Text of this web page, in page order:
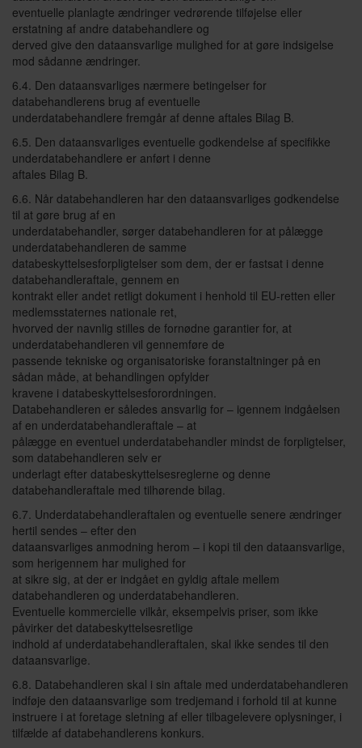
eventuelle planlagte ændringer vedrørende tilføjelse eller
erstatning af andre databehandlere og
derved give den dataansvarlige mulighed for at gøre indsigelse
mod sådanne ændringer.
6.4. Den dataansvarliges nærmere betingelser for
databehandlerens brug af eventuelle
underdatabehandlere fremgår af denne aftales Bilag B.
6.5. Den dataansvarliges eventuelle godkendelse af specifikke
underdatabehandlere er anført i denne
aftales Bilag B.
6.6. Når databehandleren har den dataansvarliges godkendelse
til at gøre brug af en
underdatabehandler, sørger databehandleren for at pålægge
underdatabehandleren de samme
databeskyttelsesforpligtelser som dem, der er fastsat i denne
databehandleraftale, gennem en
kontrakt eller andet retligt dokument i henhold til EU-retten eller
medlemsstaternes nationale ret,
hvorved der navnlig stilles de fornødne garantier for, at
underdatabehandleren vil gennemføre de
passende tekniske og organisatoriske foranstaltninger på en
sådan måde, at behandlingen opfylder
kravene i databeskyttelsesforordningen.
Databehandleren er således ansvarlig for – igennem indgåelsen
af en underdatabehandleraftale – at
pålægge en eventuel underdatabehandler mindst de forpligtelser,
som databehandleren selv er
underlagt efter databeskyttelsesreglerne og denne
databehandleraftale med tilhørende bilag.
6.7. Underdatabehandleraftalen og eventuelle senere ændringer
hertil sendes – efter den
dataansvarliges anmodning herom – i kopi til den dataansvarlige,
som herigennem har mulighed for
at sikre sig, at der er indgået en gyldig aftale mellem
databehandleren og underdatabehandleren.
Eventuelle kommercielle vilkår, eksempelvis priser, som ikke
påvirker det databeskyttelsesretlige
indhold af underdatabehandleraftalen, skal ikke sendes til den
dataansvarlige.
6.8. Databehandleren skal i sin aftale med underdatabehandleren
indføje den dataansvarlige som tredjemand i forhold til at kunne
instruere i at foretage sletning af eller tilbagelevere oplysninger, i
tilfælde af databehandlerens konkurs.